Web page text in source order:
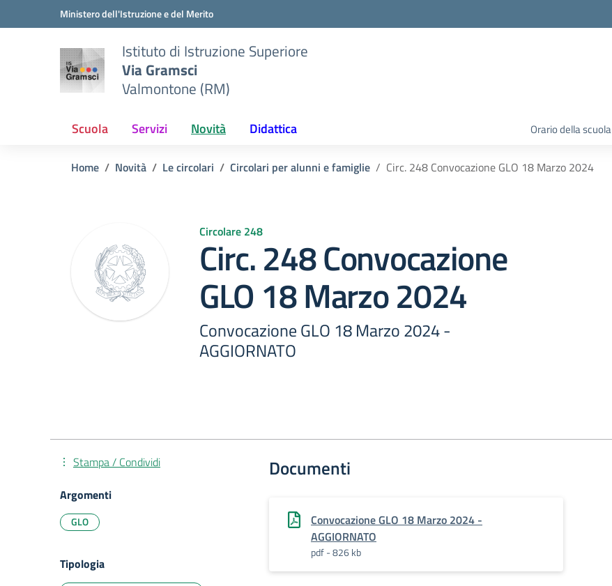
Vai ai contenuti
Vai al menu di navigazioneMinistero dell'Istruzione e del Merito
Istituto di Istruzione Superiore
Via Gramsci
Valmontone (RM)
Scuola Servizi Novità Didattica Orario della scuola
Home Novità Le circolari Circolari per alunni e famiglie Circ. 248 Convocazione GLO 18 Marzo 2024
Circolare 248
Circ. 248 Convocazione
GLO 18 Marzo 2024
Convocazione GLO 18 Marzo 2024 -
AGGIORNATO
Documenti
Convocazione GLO 18 Marzo 2024 -
AGGIORNATO
pdf - 826 kb
Stampa / Condividi
Argomenti
GLO
Tipologia